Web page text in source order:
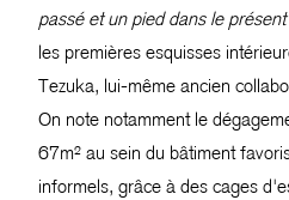
passé et un pied dans le présent
les premières esquisses
Tezuka, lui-même ancien
On note notamment le
67m² au sein du bâtiment
informels, grâce à des cages